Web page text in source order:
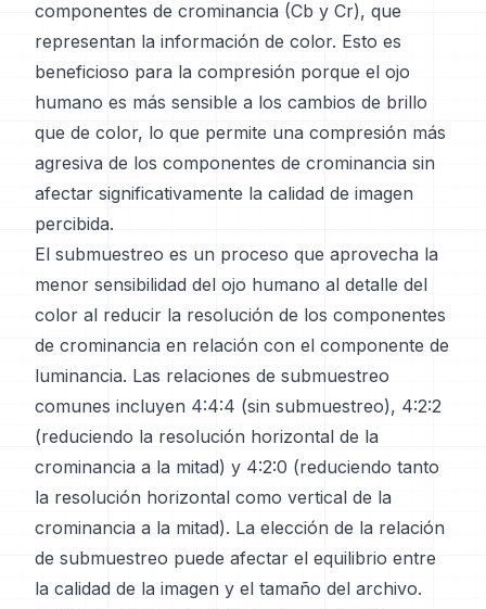
componentes de crominancia (Cb y Cr), que
representan la información de color. Esto es
beneficioso para la compresión porque el ojo
humano es más sensible a los cambios de brillo
que de color, lo que permite una compresión más
agresiva de los componentes de crominancia sin
afectar significativamente la calidad de imagen
percibida.
El submuestreo es un proceso que aprovecha la
menor sensibilidad del ojo humano al detalle del
color al reducir la resolución de los componentes
de crominancia en relación con el componente de
luminancia. Las relaciones de submuestreo
comunes incluyen 4:4:4 (sin submuestreo), 4:2:2
(reduciendo la resolución horizontal de la
crominancia a la mitad) y 4:2:0 (reduciendo tanto
la resolución horizontal como vertical de la
crominancia a la mitad). La elección de la relación
de submuestreo puede afectar el equilibrio entre
la calidad de la imagen y el tamaño del archivo.